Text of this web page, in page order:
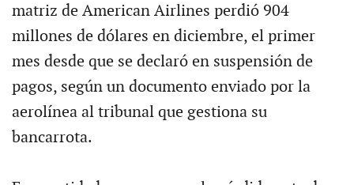
matriz de American Airlines perdió 904
millones de dólares en diciembre, el primer
mes desde que se declaró en suspensión de
pagos, según un documento enviado por la
aerolínea al tribunal que gestiona su
bancarrota.